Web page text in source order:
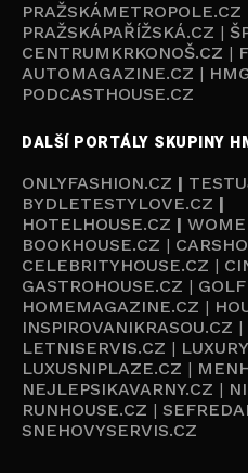
PRAŽSKÁMETROPOLE.CZ
PRAŽSKÁPAŘÍŽSKÁ.CZ |
CENTRUMKRKONOŠ.CZ |
AUTOMAGAZINE.CZ |
PODCASTHOUSE.CZ
DALŠÍ PORTÁLY SKUPINY
ONLYFASHION.CZ |
BYDLETESTYLOVE.CZ |
HOTELHOUSE.CZ |
BOOKHOUSE.CZ |
CELEBRITYHOUSE.CZ |
GASTROHOUSE.CZ |
HOMEMAGAZINE.CZ |
INSPIROVANIKRASOU.CZ |
LETNISERVIS.CZ |
LUXUSNIPLAZE.CZ |
NEJLEPSIKAVARNY.CZ |
RUNHOUSE.CZ |
SNEHOVYSERVIS.CZ